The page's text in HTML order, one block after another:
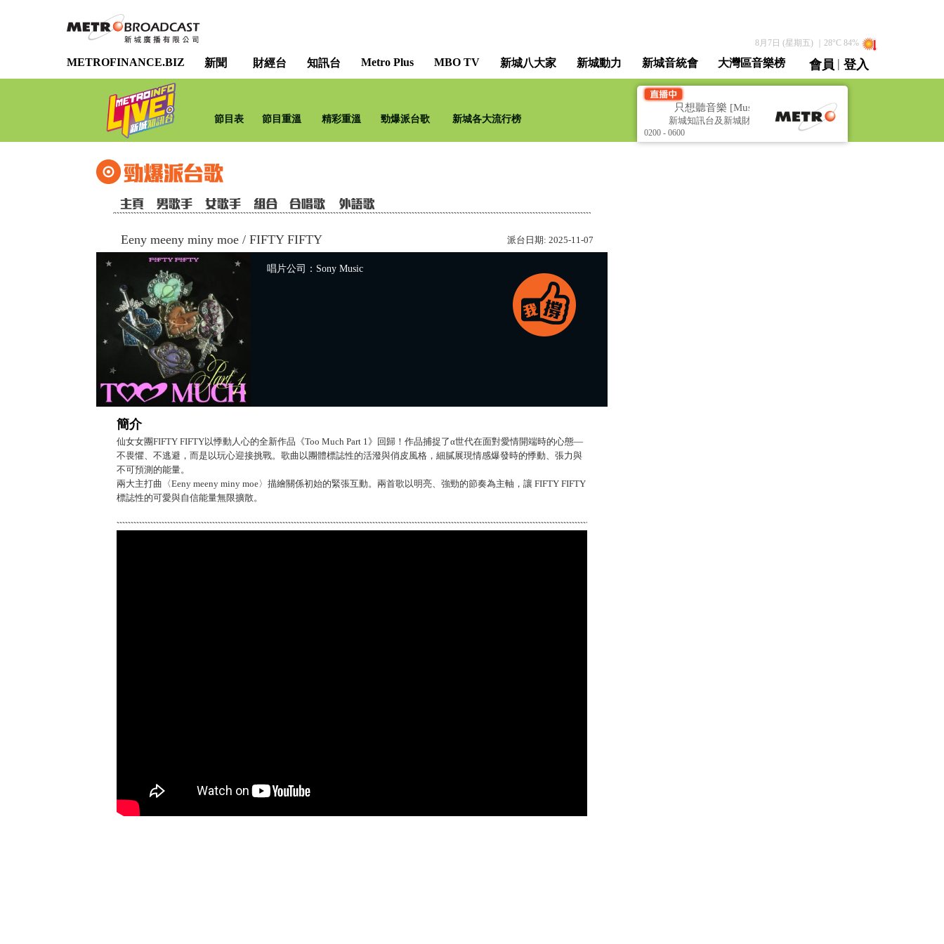
8月7日 (星期五)｜ 28°C 84%
METROFINANCE.BIZ 新聞 財經台 知訊台 Metro Plus MBO TV 新城八大家 新城動力 新城音統會 大灣區音樂榜 會員 | 登入
直播 / 重溫
節目表 節目重溫 精彩重溫 勁爆派台歌 新城各大流行榜
只想聽音樂 [Music All Night]
新城知訊台及新城財經台聯播 新城知訊台及新城財經台聯播
0200 - 0600
Eeny meeny miny moe / FIFTY FIFTY 派台日期: 2025-11-07
唱片公司：Sony Music
簡介
仙女女團FIFTY FIFTY以悸動人心的全新作品《Too Much Part 1》回歸！作品捕捉了α世代在面對愛情開端時的心態—
不畏懼、不逃避，而是以玩心迎接挑戰。歌曲以團體標誌性的活潑與俏皮風格，細膩展現情感爆發時的悸動、張力與
不可預測的能量。
兩大主打曲〈Eeny meeny miny moe〉描繪關係初始的緊張互動。兩首歌以明亮、強勁的節奏為主軸，讓 FIFTY FIFTY
標誌性的可愛與自信能量無限擴散。